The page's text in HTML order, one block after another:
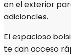
en el exterior
adicionales.
El espacioso
te dan acceso